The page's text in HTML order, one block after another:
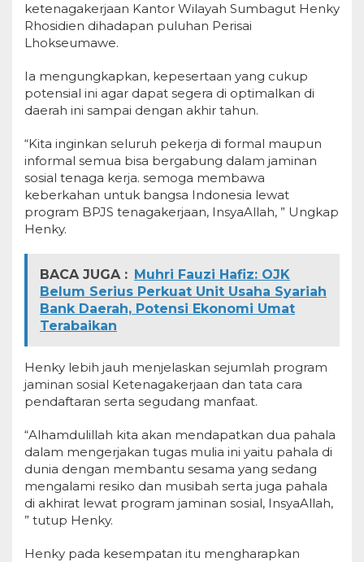
ketenagakerjaan Kantor Wilayah Sumbagut Henky
Rhosidien dihadapan puluhan Perisai
Lhokseumawe.
Ia mengungkapkan, kepesertaan yang cukup
potensial ini agar dapat segera di optimalkan di
daerah ini sampai dengan akhir tahun.
“Kita inginkan seluruh pekerja di formal maupun
informal semua bisa bergabung dalam jaminan
sosial tenaga kerja. semoga membawa
keberkahan untuk bangsa Indonesia lewat
program BPJS tenagakerjaan, InsyaAllah, ” Ungkap
Henky.
BACA JUGA : Muhri Fauzi Hafiz: OJK
Belum Serius Perkuat Unit Usaha Syariah
Bank Daerah, Potensi Ekonomi Umat
Terabaikan
Henky lebih jauh menjelaskan sejumlah program
jaminan sosial Ketenagakerjaan dan tata cara
pendaftaran serta segudang manfaat.
“Alhamdulillah kita akan mendapatkan dua pahala
dalam mengerjakan tugas mulia ini yaitu pahala di
dunia dengan membantu sesama yang sedang
mengalami resiko dan musibah serta juga pahala
di akhirat lewat program jaminan sosial, InsyaAllah,
” tutup Henky.
Henky pada kesempatan itu mengharapkan